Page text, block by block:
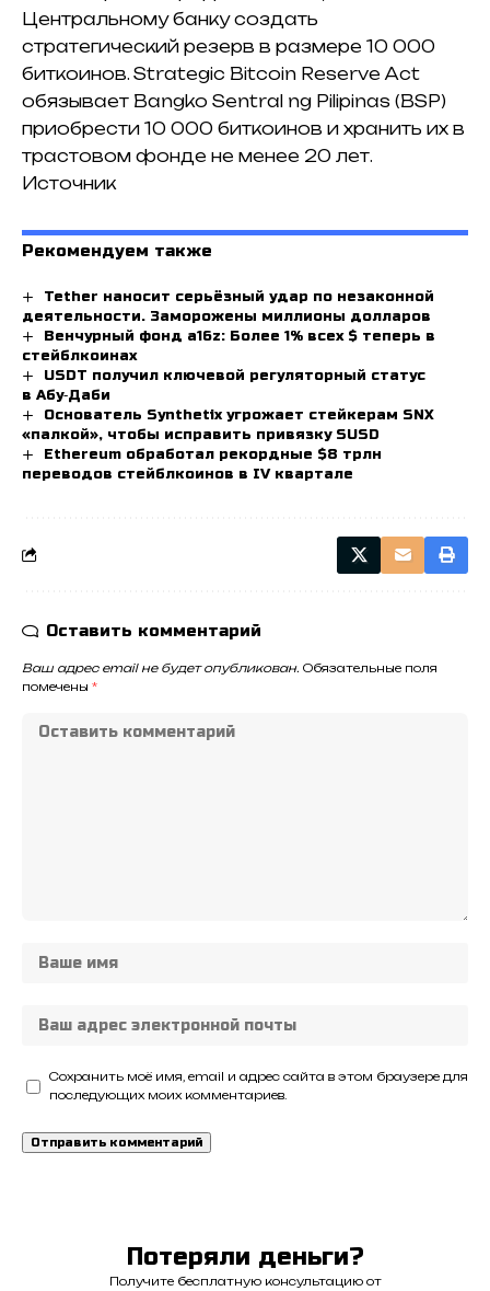
Центральному банку создать
стратегический резерв в размере 10 000
биткоинов. Strategic Bitcoin Reserve Act
обязывает Bangko Sentral ng Pilipinas (BSP)
приобрести 10 000 биткоинов и хранить их в
трастовом фонде не менее 20 лет.
Источник
Рекомендуем также
Tether наносит серьёзный удар по незаконной
деятельности. Заморожены миллионы долларов
Венчурный фонд a16z: Более 1% всех $ теперь в
стейблкоинах
USDT получил ключевой регуляторный статус
в Абу‑Даби
Основатель Synthetix угрожает стейкерам SNX
«палкой», чтобы исправить привязку SUSD
Ethereum обработал рекордные $8 трлн
переводов стейблкоинов в IV квартале
Оставить комментарий
Ваш адрес email не будет опубликован. Обязательные поля
помечены *
Сохранить моё имя, email и адрес сайта в этом браузере для
последующих моих комментариев.
Потеряли деньги?
Получите бесплатную консультацию от